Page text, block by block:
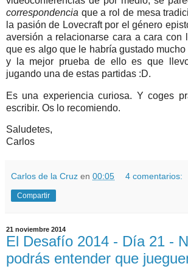
correspondencia que a rol de mesa
la pasión de Lovecraft por el género
aversión a relacionarse cara a cara con
que es algo que le habría gustado mucho
y la mejor prueba de ello es que
jugando una de estas partidas :D.
Es una experiencia curiosa. Y coges
escribir. Os lo recomiendo.
Saludetes,
Carlos
Carlos de la Cruz en 00:05 4 comentarios:
Compartir
21 noviembre 2014
El Desafío 2014 - Día 21 -
podrás entender que